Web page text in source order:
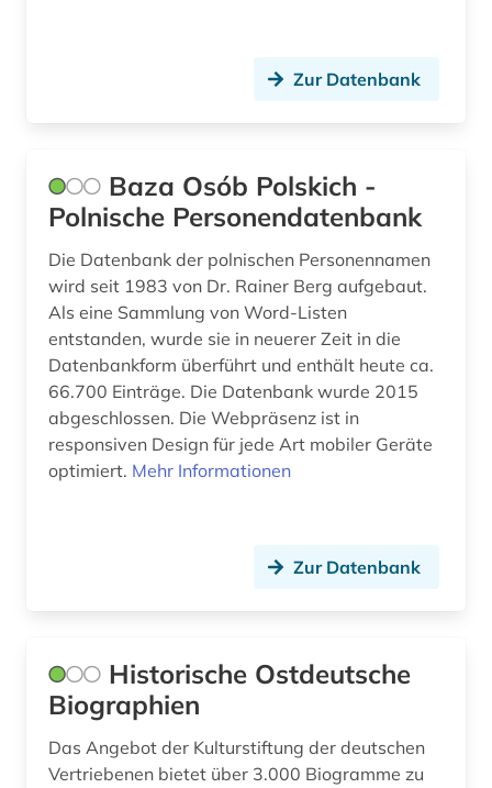
Zur Datenbank
Baza Osób Polskich -
Polnische Personendatenbank
Die Datenbank der polnischen Personennamen
wird seit 1983 von Dr. Rainer Berg aufgebaut.
Als eine Sammlung von Word-Listen
entstanden, wurde sie in neuerer Zeit in die
Datenbankform überführt und enthält heute ca.
66.700 Einträge. Die Datenbank wurde 2015
abgeschlossen. Die Webpräsenz ist in
responsiven Design für jede Art mobiler Geräte
optimiert. Mehr Informationen
Zur Datenbank
Historische Ostdeutsche
Biographien
Das Angebot der Kulturstiftung der deutschen
Vertriebenen bietet über 3.000 Biogramme zu